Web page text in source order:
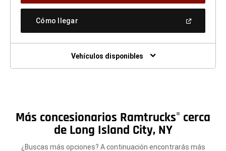
una
Cómo llegar(Abrir
ventana
nueva)
Vehículos disponibles
Más concesionarios Ramtrucks® cerca
de Long Island City, NY
¿Buscas más opciones? A continuación encontrarás más